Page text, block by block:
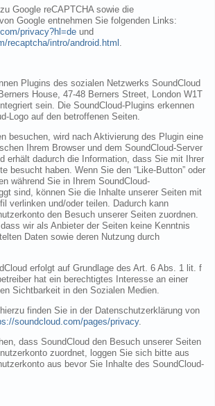
Google reCAPTCHA sowie die
Google entnehmen Sie folgenden Links:
privacy?hl=de und
recaptcha/intro/android.html
Plugins des sozialen Netzwerks SoundCloud
House, 47-48 Berners Street, London W1T
sein. Die SoundCloud-Plugins erkennen
Logo auf den betroffenen Seiten.
besuchen, wird nach Aktivierung des Plugin eine
Ihrem Browser und dem SoundCloud-Server
erhält dadurch die Information, dass Sie mit Ihrer
besucht haben. Wenn Sie den “Like-Button” oder
während Sie in Ihrem SoundCloud-
sind, können Sie die Inhalte unserer Seiten mit
verlinken und/oder teilen. Dadurch kann
den Besuch unserer Seiten zuordnen.
wir als Anbieter der Seiten keine Kenntnis
Daten sowie deren Nutzung durch
erfolgt auf Grundlage des Art. 6 Abs. 1 lit. f
hat ein berechtigtes Interesse an einer
Sichtbarkeit in den Sozialen Medien.
finden Sie in der Datenschutzerklärung von
soundcloud.com/pages/privacy.
dass SoundCloud den Besuch unserer Seiten
zuordnet, loggen Sie sich bitte aus
aus bevor Sie Inhalte des SoundCloud-